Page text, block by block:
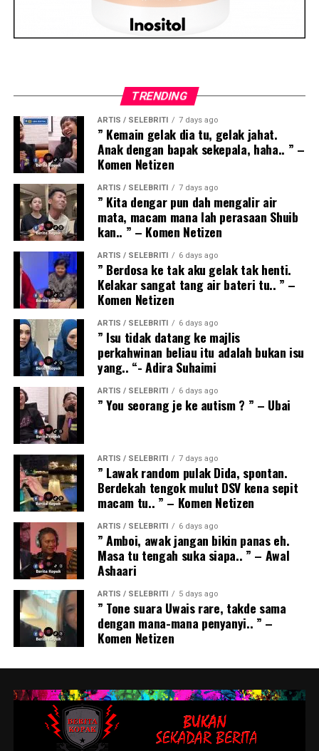
TRENDING
ARTIS / SELEBRITI 7 days ago
” Kemain gelak dia tu, gelak jahat.
Anak dengan bapak sekepala, haha.. ” –
Komen Netizen
ARTIS / SELEBRITI 7 days ago
” Kita dengar pun dah mengalir air
mata, macam mana lah perasaan Shuib
kan.. ” – Komen Netizen
ARTIS / SELEBRITI 6 days ago
” Berdosa ke tak aku gelak tak henti.
Kelakar sangat tang air bateri tu.. ” –
Komen Netizen
ARTIS / SELEBRITI 6 days ago
” Isu tidak datang ke majlis
perkahwinan beliau itu adalah bukan isu
yang.. “- Adira Suhaimi
ARTIS / SELEBRITI 6 days ago
” You seorang je ke autism ? ” – Ubai
ARTIS / SELEBRITI 7 days ago
” Lawak random pulak Dida, spontan.
Berdekah tengok mulut DSV kena sepit
macam tu.. ” – Komen Netizen
ARTIS / SELEBRITI 6 days ago
” Amboi, awak jangan bikin panas eh.
Masa tu tengah suka siapa.. ” – Awal
Ashaari
ARTIS / SELEBRITI 5 days ago
” Tone suara Uwais rare, takde sama
dengan mana-mana penyanyi.. ” –
Komen Netizen